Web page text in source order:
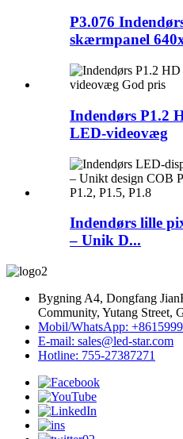
P3.076
skærmpanel
Indendørs P1.2
LED-videovæg
Indendørs lille
– Unik D...
Bygning A4, Dongfang
Community, Yutang Street,
Mobil/WhatsApp:
E-mail: sales@led-star.com
Hotline: 755-27387271